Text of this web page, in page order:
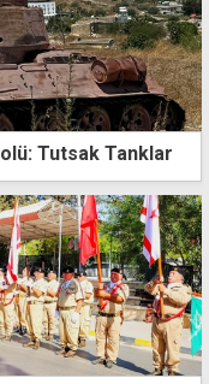
Tutsak Tanklar